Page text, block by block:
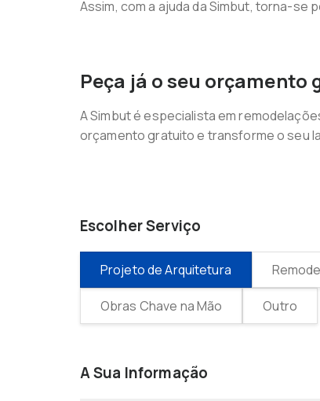
Assim, com a ajuda da Simbut, torna-se
Peça já o seu orçamento
A Simbut é especialista em
orçamento gratuito e transforme o seu
Escolher Serviço
Projeto de Arquitetura
Obras Chave na Mão Outro
A Sua Informação